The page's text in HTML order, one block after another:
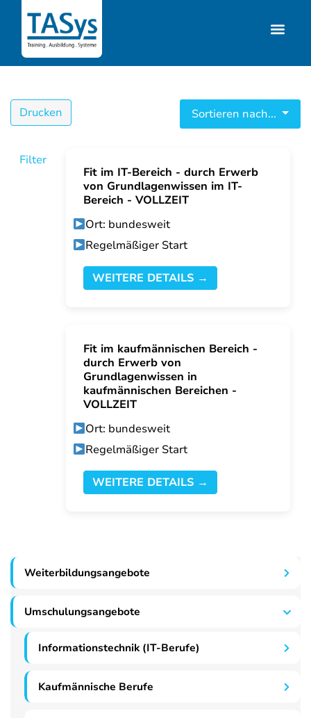
Drucken Sortieren nach...
Filter
Fit im IT-Bereich - durch Erwerb
von Grundlagenwissen im IT-
Bereich - VOLLZEIT
Ort: bundesweit
Regelmäßiger Start
WEITERE DETAILS →
Fit im kaufmännischen Bereich -
durch Erwerb von
Grundlagenwissen in
kaufmännischen Bereichen -
VOLLZEIT
Ort: bundesweit
Regelmäßiger Start
WEITERE DETAILS →
Weiterbildungsangebote
Umschulungsangebote
Informationstechnik (IT-Berufe)
Kaufmännische Berufe